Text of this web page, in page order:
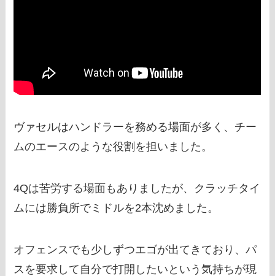
ヴァセルはハンドラーを務める場面が多く、チー
ムのエースのような役割を担いました。
4Qは苦労する場面もありましたが、クラッチタイ
ムには勝負所でミドルを2本沈めました。
オフェンスでも少しずつエゴが出てきており、パ
スを要求して自分で打開したいという気持ちが現